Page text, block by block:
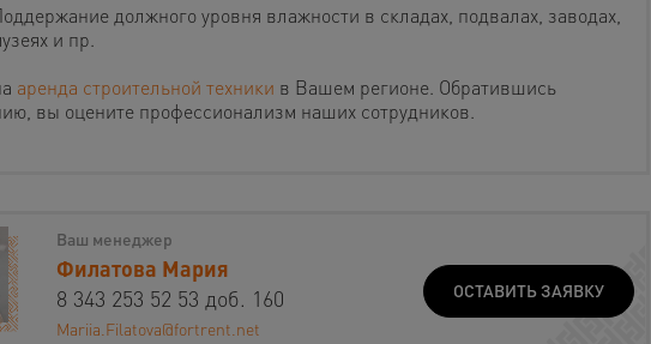
должного уровня влажности в складах, подвалах, заводах,
и пр.
аренда строительной техники в Вашем регионе. Обратившись
вы оцените профессионализм наших сотрудников.
Ваш менеджер
Филатова Мария
8 343 253 52 53 доб. 160
Mariia.Filatova@fortrent.net
ОСТАВИТЬ ЗАЯВКУ